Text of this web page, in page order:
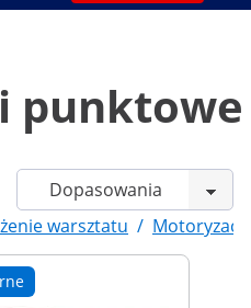
punktowe
warsztatu /